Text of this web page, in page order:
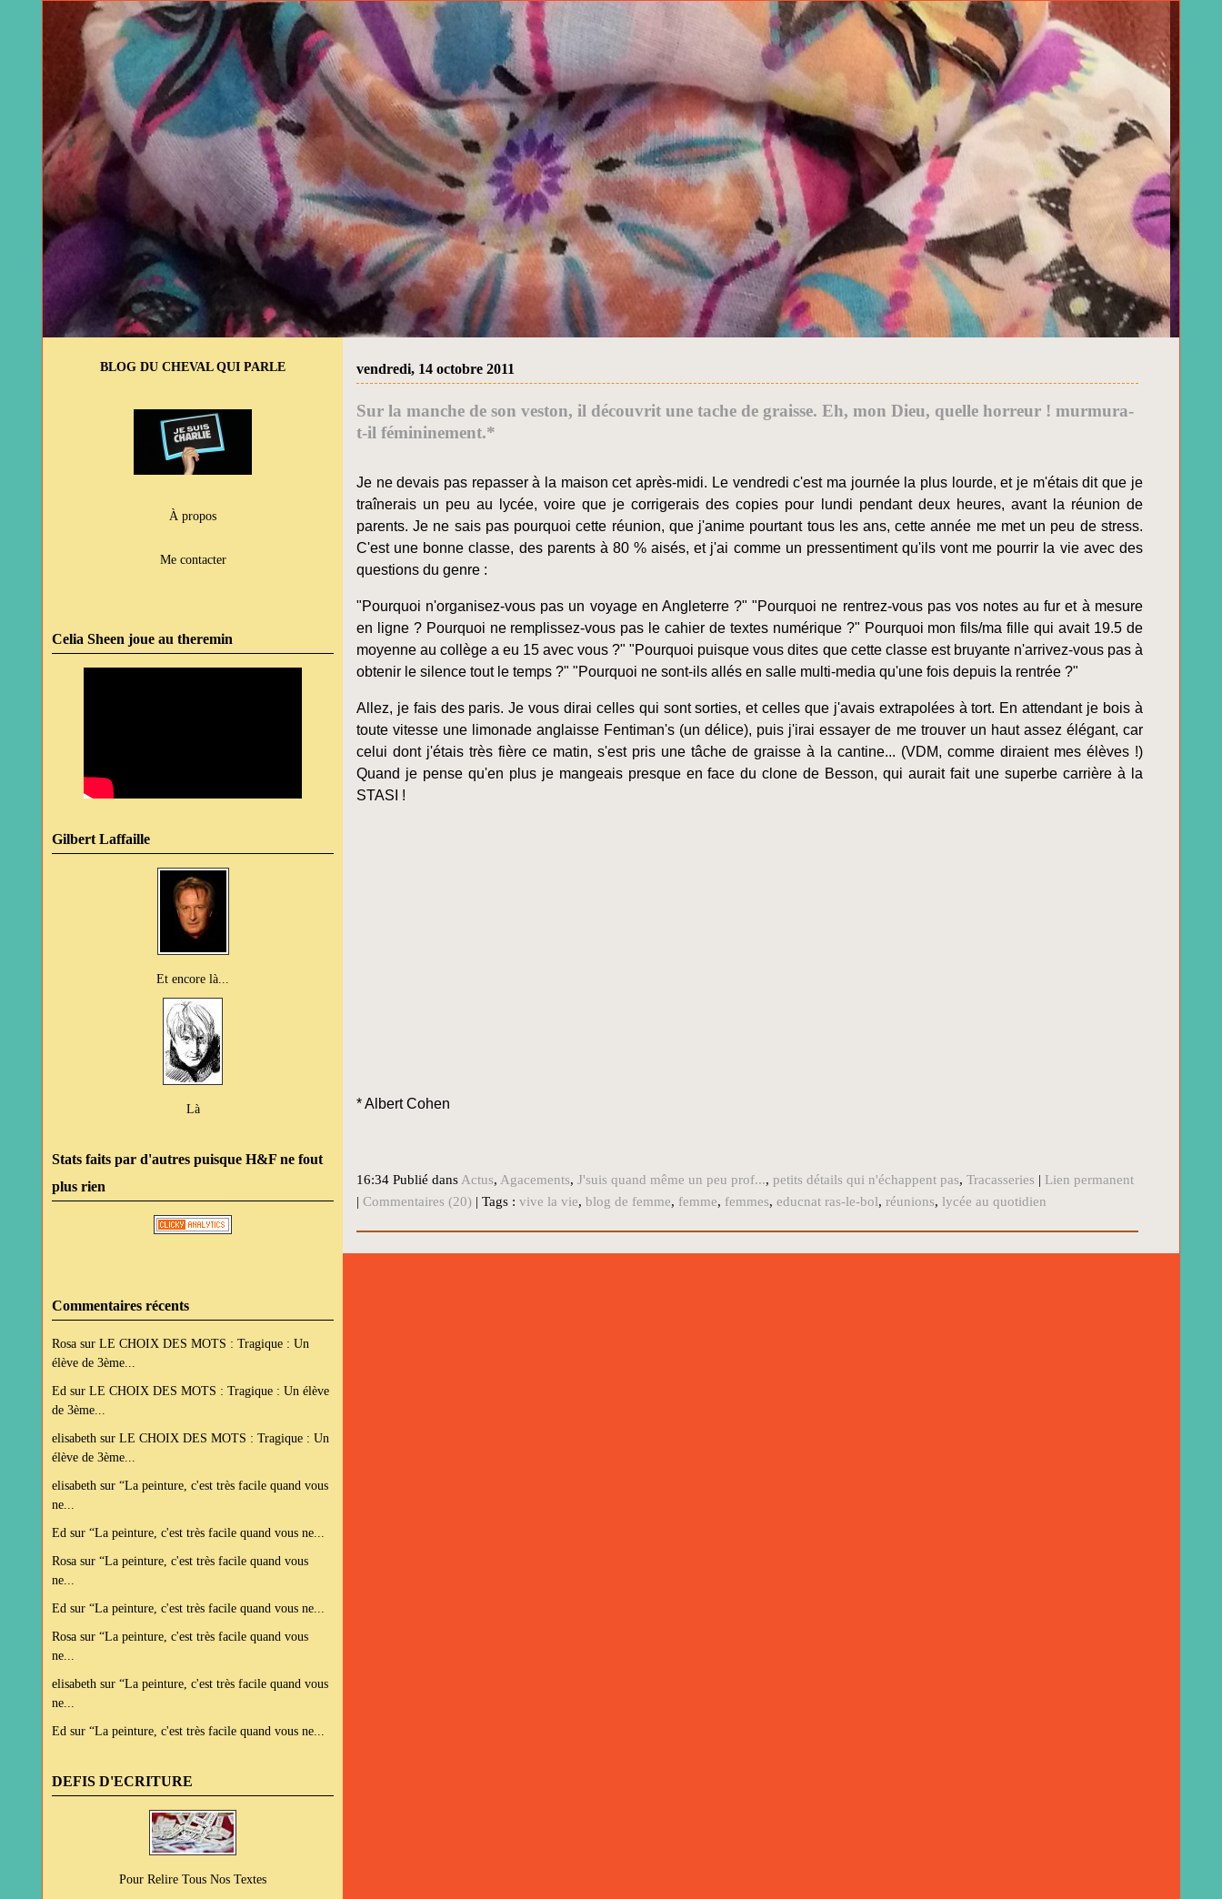
BLOG DU CHEVAL QUI PARLE
À propos
Me contacter
Celia Sheen joue au theremin
Gilbert Laffaille
Et encore là...
Là
Stats faits par d'autres puisque H&F ne fout
plus rien
Commentaires récents
Rosa sur LE CHOIX DES MOTS : Tragique : Un
élève de 3ème...
Ed sur LE CHOIX DES MOTS : Tragique : Un élève
de 3ème...
elisabeth sur LE CHOIX DES MOTS : Tragique : Un
élève de 3ème...
elisabeth sur “La peinture, c'est très facile quand vous
ne...
Ed sur “La peinture, c'est très facile quand vous ne...
Rosa sur “La peinture, c'est très facile quand vous
ne...
Ed sur “La peinture, c'est très facile quand vous ne...
Rosa sur “La peinture, c'est très facile quand vous
ne...
elisabeth sur “La peinture, c'est très facile quand vous
ne...
Ed sur “La peinture, c'est très facile quand vous ne...
DEFIS D'ECRITURE
Pour Relire Tous Nos Textes
vendredi, 14 octobre 2011
Sur la manche de son veston, il découvrit une tache de graisse. Eh, mon Dieu, quelle horreur ! murmura-
t-il fémininement.*
Je ne devais pas repasser à la maison cet après-midi. Le vendredi c'est ma journée la plus lourde, et je m'étais dit que je
traînerais un peu au lycée, voire que je corrigerais des copies pour lundi pendant deux heures, avant la réunion de
parents. Je ne sais pas pourquoi cette réunion, que j'anime pourtant tous les ans, cette année me met un peu de stress.
C'est une bonne classe, des parents à 80 % aisés, et j'ai comme un pressentiment qu'ils vont me pourrir la vie avec des
questions du genre :
"Pourquoi n'organisez-vous pas un voyage en Angleterre ?" "Pourquoi ne rentrez-vous pas vos notes au fur et à mesure
en ligne ? Pourquoi ne remplissez-vous pas le cahier de textes numérique ?" Pourquoi mon fils/ma fille qui avait 19.5 de
moyenne au collège a eu 15 avec vous ?" "Pourquoi puisque vous dites que cette classe est bruyante n'arrivez-vous pas à
obtenir le silence tout le temps ?" "Pourquoi ne sont-ils allés en salle multi-media qu'une fois depuis la rentrée ?"
Allez, je fais des paris. Je vous dirai celles qui sont sorties, et celles que j'avais extrapolées à tort. En attendant je bois à
toute vitesse une limonade anglaisse Fentiman's (un délice), puis j'irai essayer de me trouver un haut assez élégant, car
celui dont j'étais très fière ce matin, s'est pris une tâche de graisse à la cantine... (VDM, comme diraient mes élèves !)
Quand je pense qu'en plus je mangeais presque en face du clone de Besson, qui aurait fait une superbe carrière à la
STASI !
* Albert Cohen
16:34 Publié dans Actus, Agacements, J'suis quand même un peu prof..., petits détails qui n'échappent pas, Tracasseries | Lien permanent
| Commentaires (20) | Tags : vive la vie, blog de femme, femme, femmes, educnat ras-le-bol, réunions, lycée au quotidien